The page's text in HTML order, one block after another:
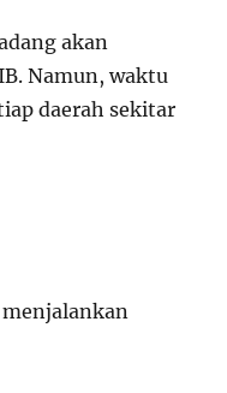
akan
Namun, waktu
daerah sekitar